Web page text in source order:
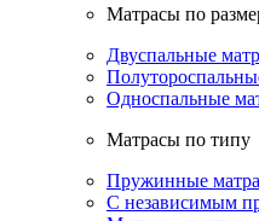
Матрасы по
Двуспальные
Односпальные
Матрасы по типу
Пружинные
С независимым